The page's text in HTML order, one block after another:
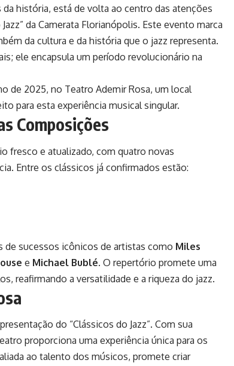
história, está de volta ao centro das atenções
da Camerata Florianópolis. Este evento marca
da cultura e da história que o jazz representa.
ele encapsula um período revolucionário na
de 2025, no Teatro Ademir Rosa, um local
para esta experiência musical singular.
Composições
fresco e atualizado, com quatro novas
Entre os clássicos já confirmados estão:
de sucessos icônicos de artistas como Miles
e Michael Bublé. O repertório promete uma
reafirmando a versatilidade e a riqueza do jazz.
do “Clássicos do Jazz”. Com sua
proporciona uma experiência única para os
ao talento dos músicos, promete criar